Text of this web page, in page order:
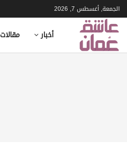
الجمعة, أغسطس 7, 2026
أخبار مقالات